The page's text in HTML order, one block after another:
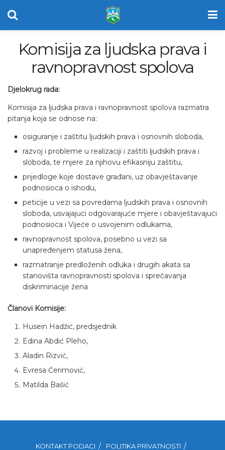
Komisija za ljudska prava i
ravnopravnost spolova
Djelokrug rada:
Komisija za ljudska prava i ravnopravnost spolova razmatra
pitanja koja se odnose na:
osiguranje i zaštitu ljudskih prava i osnovnih sloboda,
razvoj i probleme u realizaciji i zaštiti ljudskih prava i
sloboda, te mjere za njihovu efikasniju zaštitu,
prijedloge koje dostave građani, uz obavještavanje
podnosioca o ishodu,
peticije u vezi sa povredama ljudskih prava i osnovnih
sloboda, usvajajući odgovarajuće mjere i obavještavajući
podnosioca i Vijeće o usvojenim odlukama,
ravnopravnost spolova, posebno u vezi sa
unapređenjem statusa žena,
razmatranje predloženih odluka i drugih akata sa
stanovišta ravnopravnosti spolova i sprečavanja
diskriminacije žena
Članovi Komisije:
Husein Hadžić, predsjednik
Edina Abdić Pleho,
Aladin Rizvić,
Evresa Ćerimović,
Matilda Bašić
KONTAKT PODACI POLITIKA PRIVATNOSTI